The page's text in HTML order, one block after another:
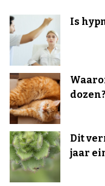
Is
dozen?
Dit
jaar